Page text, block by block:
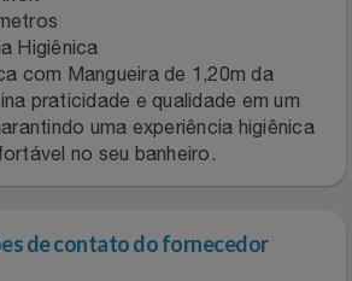
Higiênica
com Mangueira de 1,20m da
praticidade e qualidade em um
uma experiência higiênica
no seu banheiro.
de contato do fornecedor